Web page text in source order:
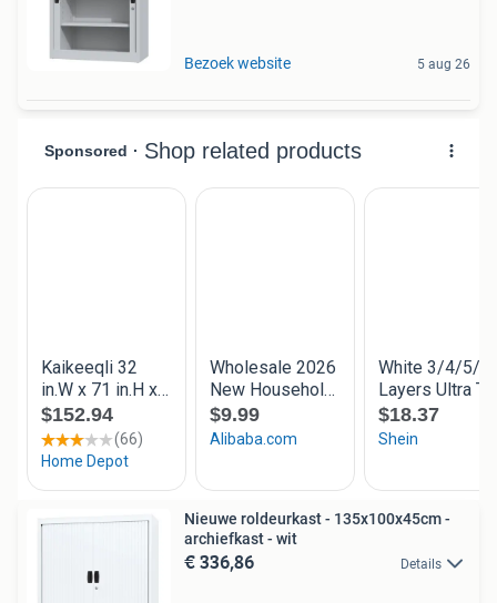
Bezoek website 5 aug 26
Nieuwe roldeurkast - 135x100x45cm -
archiefkast - wit
€ 336,86 Details